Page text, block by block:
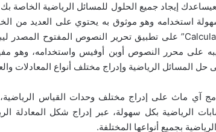
إيجاد جميع الحلول للمسائل الرياضية الخاصة
استخدامه وهو موثوق به يحتوي على العديد من
على محرر النصوص أوبن أوفيس واستخدامه، وهو
المسائل الرياضية وإدراج مختلف أنواع المعادلات
آي ماث على إدراج مختلف وحدات القياس الرياضية،
الرياضية بكل سهولة، عبر إدراج شكل المعادلة
بجميع أنواعها المختلفة.